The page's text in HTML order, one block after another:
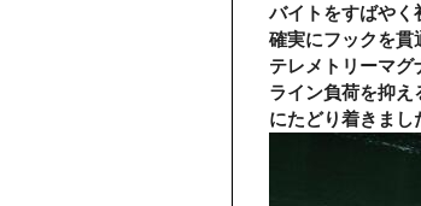
バイトをすばやく
確実にフックを貫
テレメトリーマグ
ライン負荷を抑え
にたどり着きまし